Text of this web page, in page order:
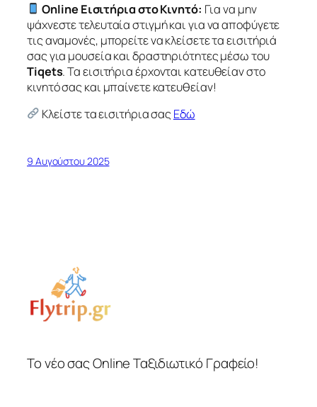
Online Εισιτήρια στο Κινητό: Για να μην
ψάχνεστε τελευταία στιγμή και για να αποφύγετε
τις αναμονές, μπορείτε να κλείσετε τα εισιτήριά
σας για μουσεία και δραστηριότητες μέσω του
Tiqets. Τα εισιτήρια έρχονται κατευθείαν στο
κινητό σας και μπαίνετε κατευθείαν!
Κλείστε τα εισιτήρια σας Εδώ
9 Αυγούστου 2025
Το νέο σας Online Ταξιδιωτικό Γραφείο!